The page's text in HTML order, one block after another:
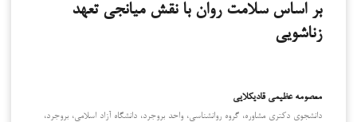
بر اساس سلامت روان با نقش میانجی تعهد
زناشویی
معصومه عظیمی قادیکلایی
دانشجوی دکتری مشاوره، گروه روانشناسی، واحد بروجرد، دانشگاه آزاد اسلامی، بروجرد،